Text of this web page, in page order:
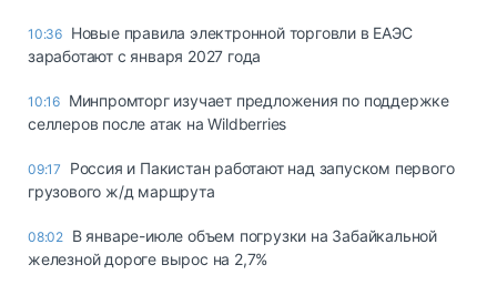
10:36 Новые правила электронной торговли в ЕАЭС
заработают с января 2027 года
10:16 Минпромторг изучает предложения по поддержке
селлеров после атак на Wildberries
09:17
Россия и Пакистан работают над запуском первого
грузового ж/д маршрута
08:02 В январе-июле объем погрузки на Забайкальной
железной дороге вырос на 2,7%